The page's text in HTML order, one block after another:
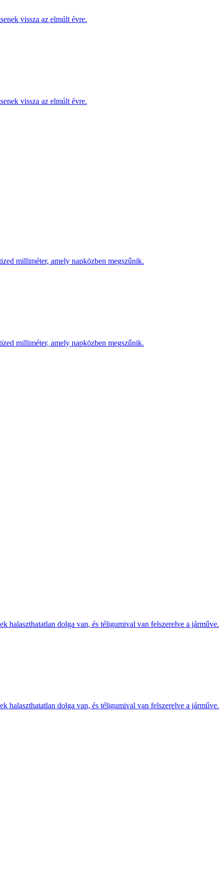
vissza az elmúlt évre.
vissza az elmúlt évre.
milliméter, amely napközben megszűnik.
milliméter, amely napközben megszűnik.
dolga van, és téligumival van felszerelve a járműve.
dolga van, és téligumival van felszerelve a járműve.